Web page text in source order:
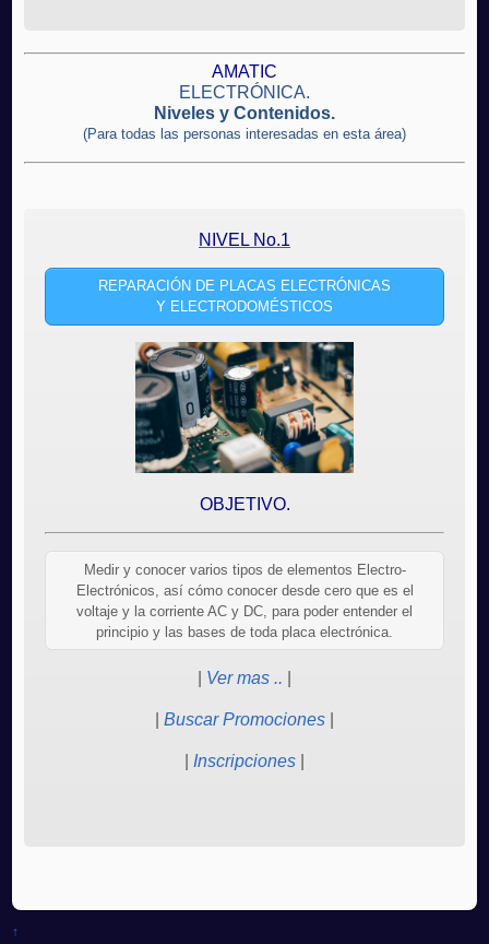
AMATIC
ELECTRÓNICA.
Niveles y Contenidos.
(Para todas las personas interesadas en esta área)
NIVEL No.1
REPARACIÓN DE PLACAS ELECTRÓNICAS
Y ELECTRODOMÉSTICOS
OBJETIVO.
Medir y conocer varios tipos de elementos Electro-
Electrónicos, así cómo conocer desde cero que es el
voltaje y la corriente AC y DC, para poder entender el
principio y las bases de toda placa electrónica.
Ver mas ..
Buscar Promociones
Inscripciones
↑